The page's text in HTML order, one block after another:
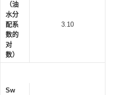
（油
水分
配系
数的
对
数）
3.10
Sw